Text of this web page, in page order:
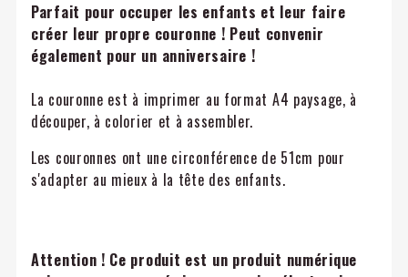
Parfait pour occuper les enfants et leur faire
créer leur propre couronne ! Peut convenir
également pour un anniversaire !
La couronne est à imprimer au format A4 paysage, à
découper, à colorier et à assembler.
Les couronnes ont une circonférence de 51cm pour
s'adapter au mieux à la tête des enfants.
Attention ! Ce produit est un produit numérique